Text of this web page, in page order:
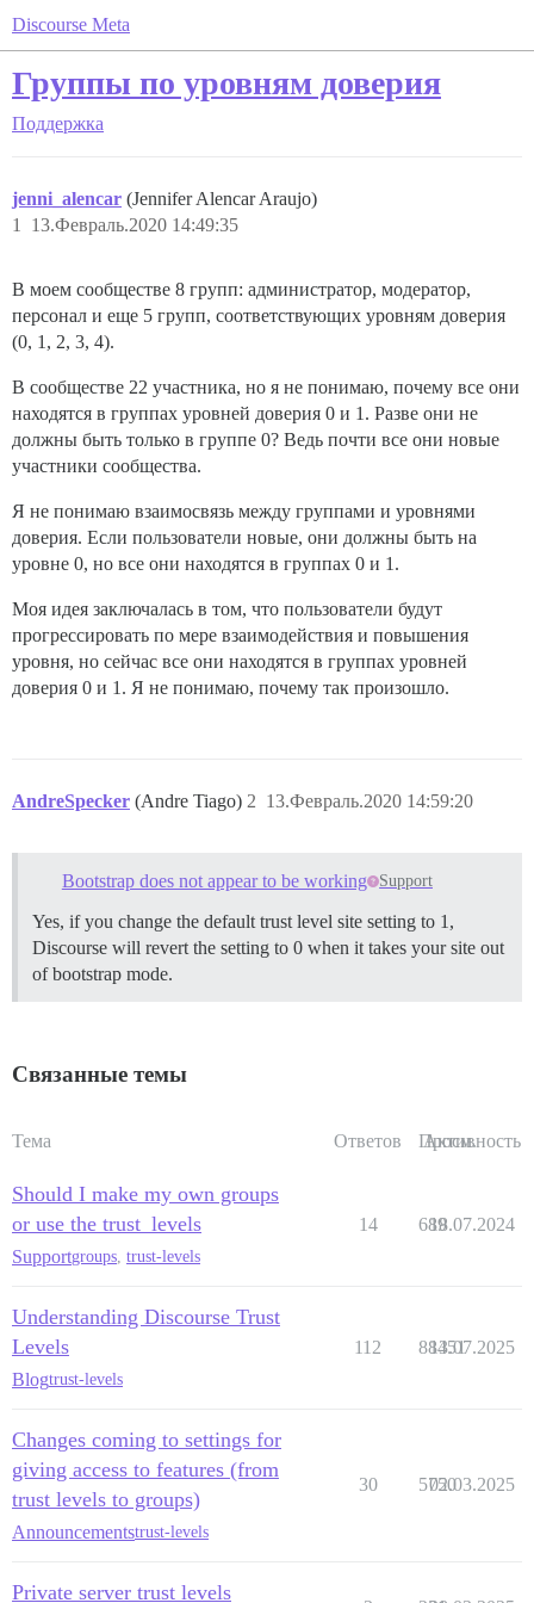
Discourse Meta
Группы по уровням доверия
Поддержка
jenni_alencar (Jennifer Alencar Araujo)
13.Февраль.2020 14:49:35
1
В моем сообществе 8 групп: администратор, модератор,
персонал и еще 5 групп, соответствующих уровням доверия
(0, 1, 2, 3, 4).
В сообществе 22 участника, но я не понимаю, почему все они
находятся в группах уровней доверия 0 и 1. Разве они не
должны быть только в группе 0? Ведь почти все они новые
участники сообщества.
Я не понимаю взаимосвязь между группами и уровнями
доверия. Если пользователи новые, они должны быть на
уровне 0, но все они находятся в группах 0 и 1.
Моя идея заключалась в том, что пользователи будут
прогрессировать по мере взаимодействия и повышения
уровня, но сейчас все они находятся в группах уровней
доверия 0 и 1. Я не понимаю, почему так произошло.
AndreSpecker (Andre Tiago) 13.Февраль.2020 14:59:20
2
Bootstrap does not appear to be working Support
Yes, if you change the default trust level site setting to 1,
Discourse will revert the setting to 0 when it takes your site out
of bootstrap mode.
Связанные темы
Тема Ответов Просм.
Активность
Should I make my own groups
or use the trust_levels
Supportgroups, trust-levels
14 689
18.07.2024
Understanding Discourse Trust
Levels
Blogtrust-levels
112 88451
13.07.2025
Changes coming to settings for
giving access to features (from
trust levels to groups)
Announcementstrust-levels
30 5750
02.03.2025
Private server trust levels